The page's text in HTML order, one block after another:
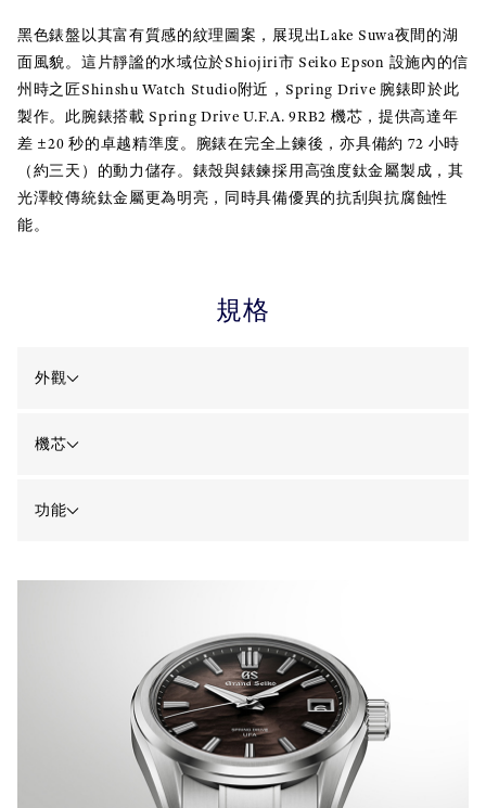
黑色錶盤以其富有質感的紋理圖案，展現出Lake Suwa夜間的湖
面風貌。這片靜謐的水域位於Shiojiri市 Seiko Epson 設施內的信
州時之匠Shinshu Watch Studio附近，Spring Drive 腕錶即於此
製作。此腕錶搭載 Spring Drive U.F.A. 9RB2 機芯，提供高達年
差 ±20 秒的卓越精準度。腕錶在完全上鍊後，亦具備約 72 小時
（約三天）的動力儲存。錶殼與錶鍊採用高強度鈦金屬製成，其
光澤較傳統鈦金屬更為明亮，同時具備優異的抗刮與抗腐蝕性
能。
規格
外觀
機芯
功能